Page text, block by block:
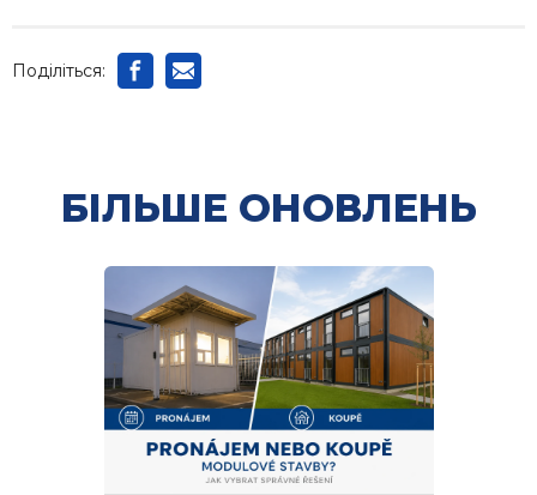
Поділіться:
БІЛЬШЕ ОНОВЛЕНЬ